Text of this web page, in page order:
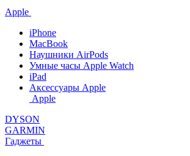
Apple
iPhone
MacBook
Наушники AirPods
Умные часы Apple Watch
iPad
Аксессуары Apple
Apple
DYSON
GARMIN
Гаджеты